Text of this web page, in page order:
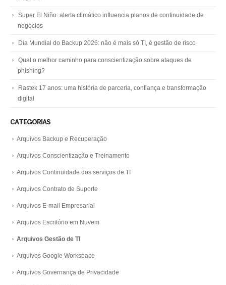
Super El Niño: alerta climático influencia planos de continuidade de
negócios
Dia Mundial do Backup 2026: não é mais só TI, é gestão de risco
Qual o melhor caminho para conscientização sobre ataques de
phishing?
Rastek 17 anos: uma história de parceria, confiança e transformação
digital
CATEGORIAS
Arquivos Backup e Recuperação
Arquivos Conscientização e Treinamento
Arquivos Continuidade dos serviços de TI
Arquivos Contrato de Suporte
Arquivos E-mail Empresarial
Arquivos Escritório em Nuvem
Arquivos Gestão de TI
Arquivos Google Workspace
Arquivos Governança de Privacidade